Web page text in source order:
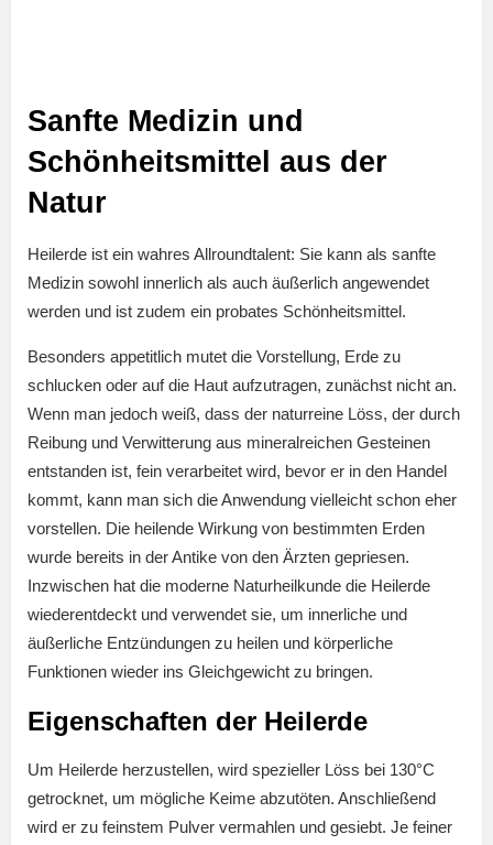
Sanfte Medizin und
Schönheitsmittel aus der
Natur
Heilerde ist ein wahres Allroundtalent: Sie kann als sanfte
Medizin sowohl innerlich als auch äußerlich angewendet
werden und ist zudem ein probates Schönheitsmittel.
Besonders appetitlich mutet die Vorstellung, Erde zu
schlucken oder auf die Haut aufzutragen, zunächst nicht an.
Wenn man jedoch weiß, dass der naturreine Löss, der durch
Reibung und Verwitterung aus mineralreichen Gesteinen
entstanden ist, fein verarbeitet wird, bevor er in den Handel
kommt, kann man sich die Anwendung vielleicht schon eher
vorstellen. Die heilende Wirkung von bestimmten Erden
wurde bereits in der Antike von den Ärzten gepriesen.
Inzwischen hat die moderne Naturheilkunde die Heilerde
wiederentdeckt und verwendet sie, um innerliche und
äußerliche Entzündungen zu heilen und körperliche
Funktionen wieder ins Gleichgewicht zu bringen.
Eigenschaften der Heilerde
Um Heilerde herzustellen, wird spezieller Löss bei 130°C
getrocknet, um mögliche Keime abzutöten. Anschließend
wird er zu feinstem Pulver vermahlen und gesiebt. Je feiner